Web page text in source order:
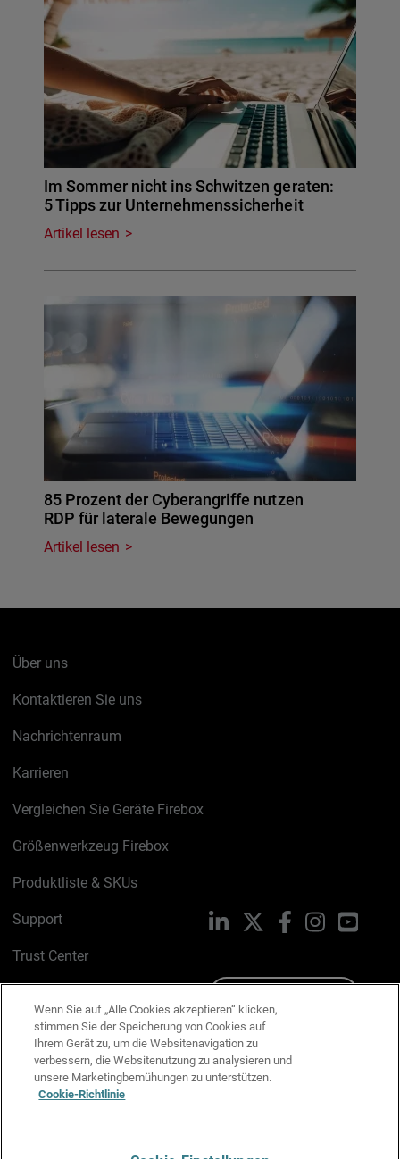
Im Sommer nicht ins Schwitzen geraten:
5 Tipps zur Unternehmenssicherheit
Artikel lesen
85 Prozent der Cyberangriffe nutzen
RDP für laterale Bewegungen
Artikel lesen
Über uns
Kontaktieren Sie uns
Nachrichtenraum
Karrieren
Vergleichen Sie Geräte Firebox
Größenwerkzeug Firebox
Produktliste & SKUs
Support
Trust Center
Cookie-Richtlinie
Datenschutzrichtlinie
Media & Brand Kit
LinkedIn FacebookInstagram
Wenn Sie auf „Alle Cookies akzeptieren“ klicken,
stimmen Sie der Speicherung von Cookies auf
Ihrem Gerät zu, um die Websitenavigation zu
verbessern, die Websitenutzung zu analysieren und
unsere Marketingbemühungen zu unterstützen.
Cookie-Richtlinie